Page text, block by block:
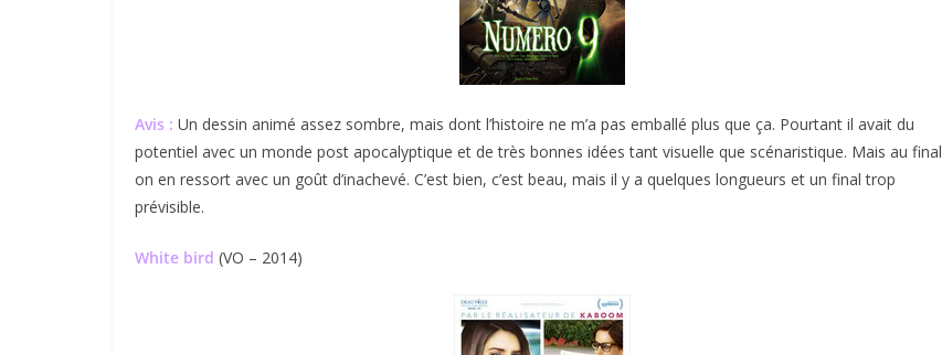
Avis : Un dessin animé assez sombre, mais dont l’histoire ne m’a pas emballé plus que ça. Pourtant il avait du
potentiel avec un monde post apocalyptique et de très bonnes idées tant visuelle que scénaristique. Mais au final
on en ressort avec un goût d’inachevé. C’est bien, c’est beau, mais il y a quelques longueurs et un final trop
prévisible.
White bird (VO – 2014)